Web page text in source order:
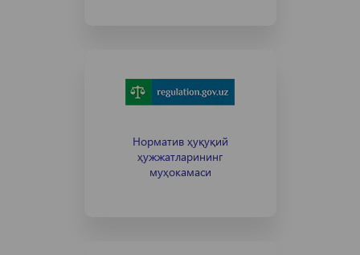
Норматив ҳуқуқий
ҳужжатларининг
муҳокамаси